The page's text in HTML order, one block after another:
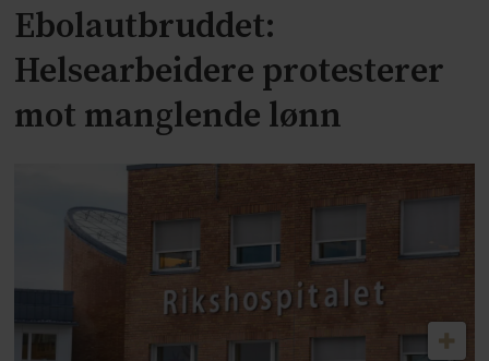
Ebolautbruddet:
Helsearbeidere protesterer
mot manglende lønn